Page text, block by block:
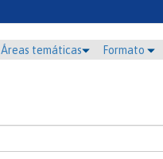
Áreas temáticas Formato